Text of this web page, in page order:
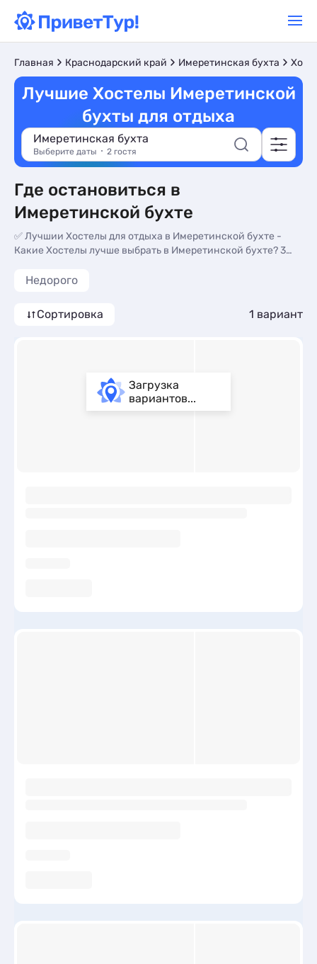
Главная Краснодарский край Имеретинская бухта
Лучшие Хостелы Имеретинской
бухты для отдыха
Имеретинская бухта
Выберите даты 2 гостя
Где остановиться в
Имеретинской бухте
✅ Лучшии Хостелы для отдыха в Имеретинской бухте -
Какие Хостелы лучше выбрать в Имеретинской бухте? 3
Руб.), отзывы туристов, фотографии объектов.
Недорого
Сортировка 1 вариант
Загрузка
вариантов...